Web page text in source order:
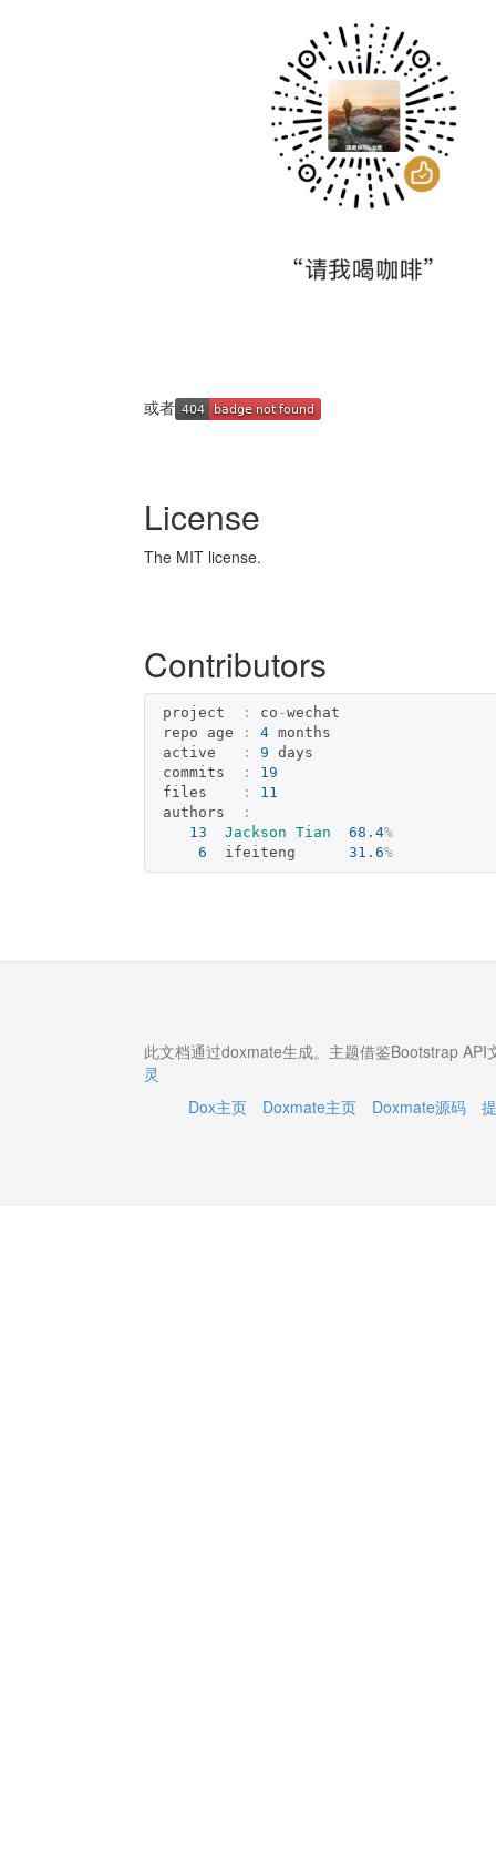
或者
License
The MIT license.
Contributors
project : co -wechat
repo age
: 4 months
active
: 9 days
commits
:
19
files
:
11
authors
:
13
Jackson Tian 68.4%
6
  ifeiteng
31.6%
此文档通过doxmate生成。主题借鉴Bootstrap API
灵
Dox主页
Doxmate主页 Doxmate源码